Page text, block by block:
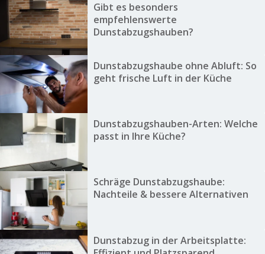
Gibt es besonders
empfehlenswerte
Dunstabzugshauben?
Dunstabzugshaube ohne Abluft: So
geht frische Luft in der Küche
Dunstabzugshauben-Arten: Welche
passt in Ihre Küche?
Schräge Dunstabzugshaube:
Nachteile & bessere Alternativen
Dunstabzug in der Arbeitsplatte: